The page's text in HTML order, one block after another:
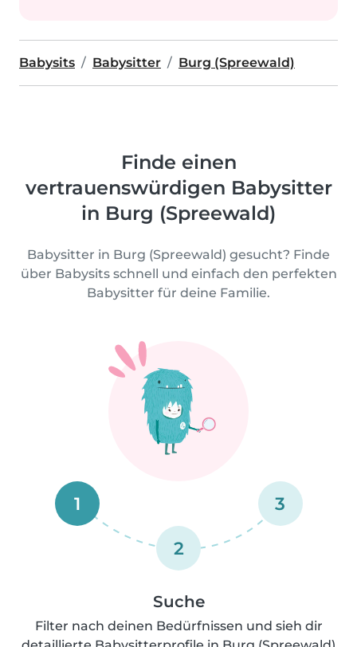
Babysits Babysitter Burg (Spreewald)
Finde einen
vertrauenswürdigen Babysitter
in Burg (Spreewald)
Babysitter in Burg (Spreewald) gesucht? Finde
über Babysits schnell und einfach den perfekten
Babysitter für deine Familie.
1
2
3
Suche
Filter nach deinen Bedürfnissen und sieh dir